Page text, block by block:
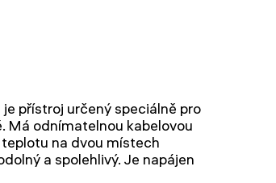
přístroj určený speciálně pro
Má odnímatelnou kabelovou
na dvou místech
a spolehlivý. Je napájen